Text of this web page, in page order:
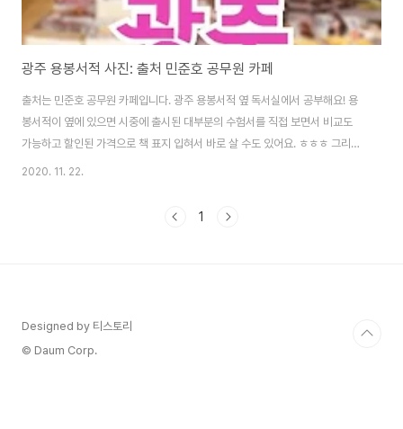
광주 용봉서적 사진: 출처 민준호 공무원 카페
출처는 민준호 공무원 카페입니다. 광주 용봉서적 옆 독서실에서 공부해요! 용
봉서적이 옆에 있으면 시중에 출시된 대부분의 수험서를 직접 보면서 비교도
가능하고 할인된 가격으로 책 표지 입혀서 바로 살 수도 있어요. ㅎㅎㅎ 그리고!
저렇게 최신판은 아니지만 2015년 2016년 책들 무료나눔을 되게 자주 해요!
형 단원별 다양해요ㅋㅋ) 오늘은 지금까지 가져간 책중에서 제일 퀄리티 있어
2020. 11. 22.
1
Designed by 티스토리
© Daum Corp.